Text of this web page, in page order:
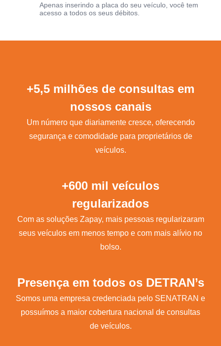
Apenas inserindo a placa do seu veículo, você tem
acesso a todos os seus débitos.
+5,5 milhões de consultas em
nossos canais
Um número que diariamente cresce, oferecendo
segurança e comodidade para proprietários de
veículos.
+600 mil veículos
regularizados
Com as soluções Zapay, mais pessoas regularizaram
seus veículos em menos tempo e com mais alívio no
bolso.
Presença em todos os DETRAN’s
Somos uma empresa credenciada pelo SENATRAN e
possuímos a maior cobertura nacional de consultas
de veículos.